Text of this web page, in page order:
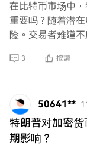
在比特币市场中
重要吗？随着潜
险。交易者难道
3 按讚
50641**
特朗普对加密
期影响？